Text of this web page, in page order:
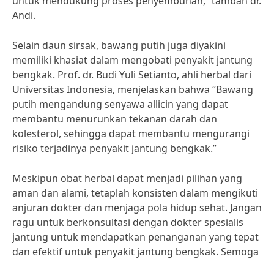
Andi.
Selain daun sirsak, bawang putih juga diyakini
memiliki khasiat dalam mengobati penyakit jantung
bengkak. Prof. dr. Budi Yuli Setianto, ahli herbal dari
Universitas Indonesia, menjelaskan bahwa “Bawang
putih mengandung senyawa allicin yang dapat
membantu menurunkan tekanan darah dan
kolesterol, sehingga dapat membantu mengurangi
risiko terjadinya penyakit jantung bengkak.”
Meskipun obat herbal dapat menjadi pilihan yang
aman dan alami, tetaplah konsisten dalam mengikuti
anjuran dokter dan menjaga pola hidup sehat. Jangan
ragu untuk berkonsultasi dengan dokter spesialis
jantung untuk mendapatkan penanganan yang tepat
dan efektif untuk penyakit jantung bengkak. Semoga